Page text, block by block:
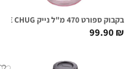
בקבוק ספורט 470 מ"ל נייק NIKE TR HYPERCHARGE CHUG ורוד גרפי
99.90₪